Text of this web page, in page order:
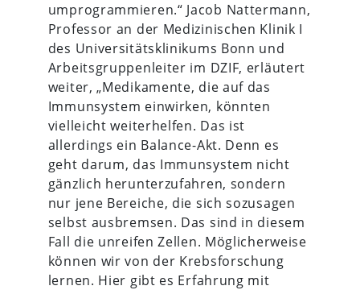
umprogrammieren.“ Jacob Nattermann,
Professor an der Medizinischen Klinik I
des Universitätsklinikums Bonn und
Arbeitsgruppenleiter im DZIF, erläutert
weiter, „Medikamente, die auf das
Immunsystem einwirken, könnten
vielleicht weiterhelfen. Das ist
allerdings ein Balance-Akt. Denn es
geht darum, das Immunsystem nicht
gänzlich herunterzufahren, sondern
nur jene Bereiche, die sich sozusagen
selbst ausbremsen. Das sind in diesem
Fall die unreifen Zellen. Möglicherweise
können wir von der Krebsforschung
lernen. Hier gibt es Erfahrung mit